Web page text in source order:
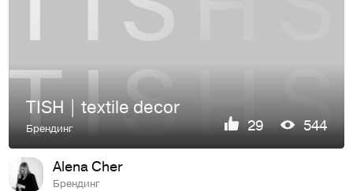
TISH | textile decor
Брендинг 29 544
Alena Cher
Брендинг